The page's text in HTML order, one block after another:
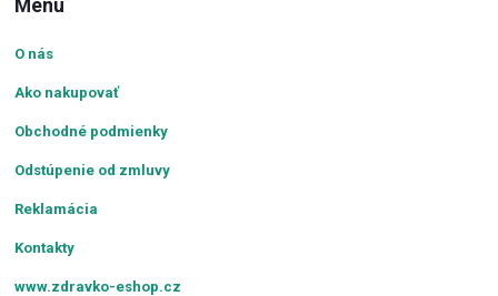
Menu
O nás
Ako nakupovať
Obchodné podmienky
Odstúpenie od zmluvy
Reklamácia
Kontakty
www.zdravko-eshop.cz